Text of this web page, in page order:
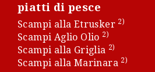
piatti di pesce
Scampi alla Etrusker 2)
Scampi Aglio Olio 2)
Scampi alla Griglia 2)
Scampi alla Marinara 2)